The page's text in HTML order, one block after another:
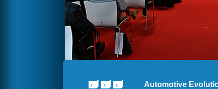
Automotive